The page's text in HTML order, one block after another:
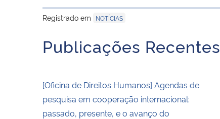
Registrado em
NOTÍCIAS
Publicações Recentes
[Oficina de Direitos Humanos] Agendas de
pesquisa em cooperação internacional:
passado, presente, e o avanço do